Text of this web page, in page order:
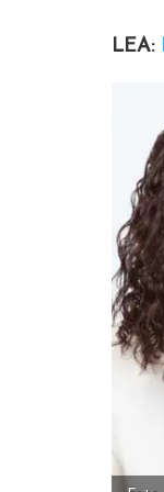
LEA: